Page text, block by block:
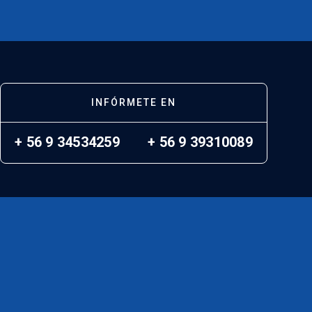
INFÓRMETE EN
+ 56 9 34534259 + 56 9 39310089